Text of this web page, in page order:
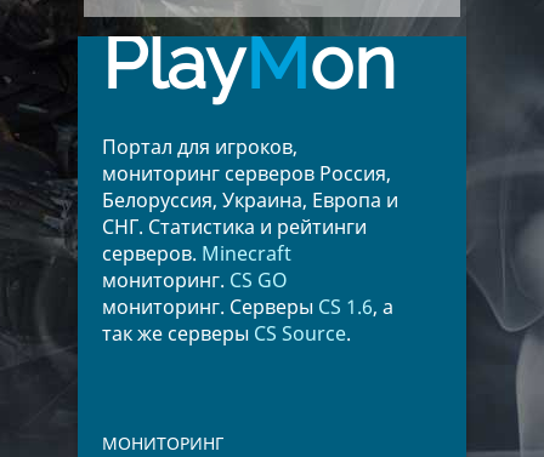
PlayMon
Портал для игроков,
мониторинг серверов Россия,
Белоруссия, Украина, Европа и
СНГ. Статистика и рейтинги
серверов. Minecraft
мониторинг. CS GO
мониторинг. Серверы CS 1.6, а
так же серверы CS Source.
МОНИТОРИНГ